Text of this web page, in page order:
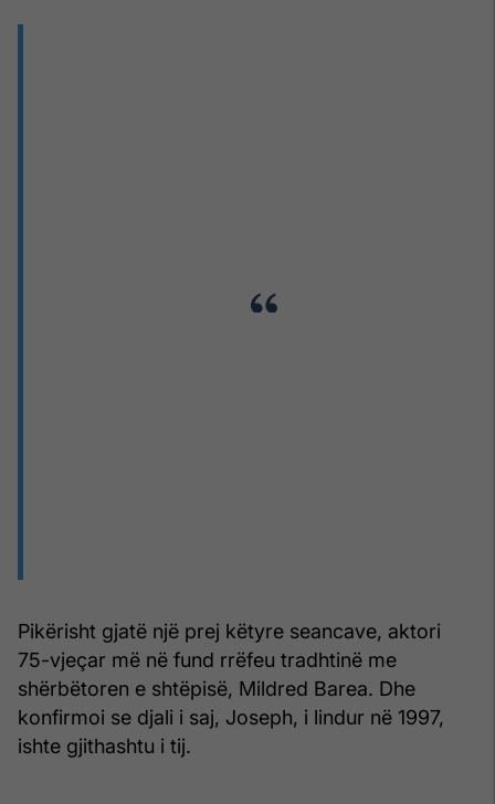
Pikërisht gjatë një prej këtyre seancave, aktori
75-vjeçar më në fund rrëfeu tradhtinë me
shërbëtoren e shtëpisë, Mildred Barea. Dhe
konfirmoi se djali i saj, Joseph, i lindur në 1997,
ishte gjithashtu i tij.